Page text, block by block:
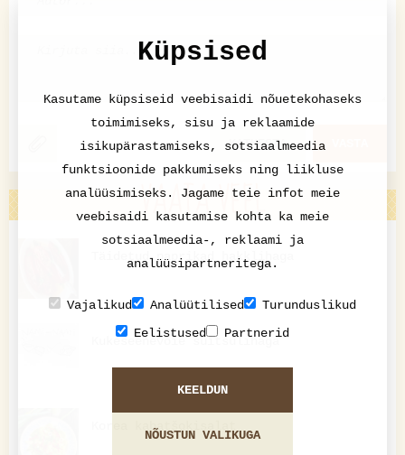
KATKESTA
VAATA VEEL
Täidetud paprikad hakklihaga
Kukeseenevõie suitsulihaga
Korea kabatšokisalat
Küpsised
Kasutame küpsiseid veebisaidi nõuetekohaseks
toimimiseks, sisu ja reklaamide
isikupärastamiseks, sotsiaalmeedia
funktsioonide pakkumiseks ning liikluse
analüüsimiseks. Jagame teie infot meie
veebisaidi kasutamise kohta ka meie
sotsiaalmeedia-, reklaami ja
analüüsipartneritega.
Vajalikud Analüütilised
Turunduslikud
Eelistused
Partnerid
KEELDUN
NÕUSTUN VALIKUGA